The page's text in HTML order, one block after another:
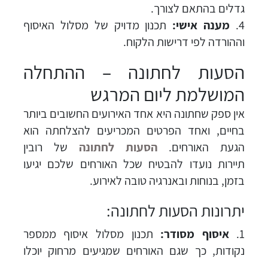
גדלים בהתאם לצורך.
מענה אישי: תכנון מדויק של מסלול האיסוף
וההורדה לפי דרישות הלקוח.
הסעות לחתונה – ההתחלה
המושלמת ליום המרגש
אין ספק שחתונה היא אחד האירועים החשובים ביותר
בחיים, ואחד הפרטים המכריעים להצלחתה הוא
הגעת האורחים. הסעות לחתונה של רובין
תיירות נועדו להבטיח שכל האורחים שלכם יגיעו
בזמן, בנוחות ובאנרגיה טובה לאירוע.
יתרונות הסעות לחתונה:
איסוף מסודר: תכנון מסלול איסוף ממספר
נקודות, כך שגם האורחים שמגיעים מרחוק יוכלו